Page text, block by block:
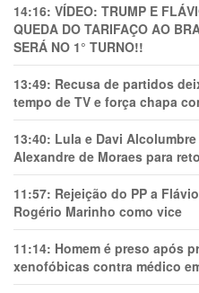
14:16: VÍDEO: TRUMP E
QUEDA DO TARIFAÇO AO
SERÁ NO 1° TURNO!!
13:49: Recusa de partidos
tempo de TV e força chapa
13:40: Lula e Davi
Alexandre de Moraes para
11:57: Rejeição do PP a
Rogério Marinho como vice
11:14: Homem é preso após
xenofóbicas contra médico